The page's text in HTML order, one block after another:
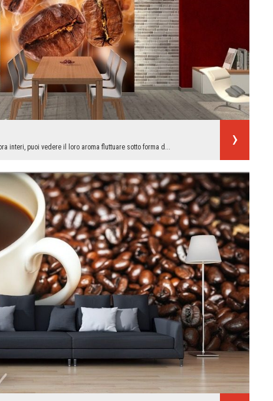
interi, puoi vedere il loro aroma fluttuare sotto forma d...